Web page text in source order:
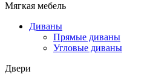
Мягкая мебель
Диваны
Прямые диваны
Угловые диваны
Двери